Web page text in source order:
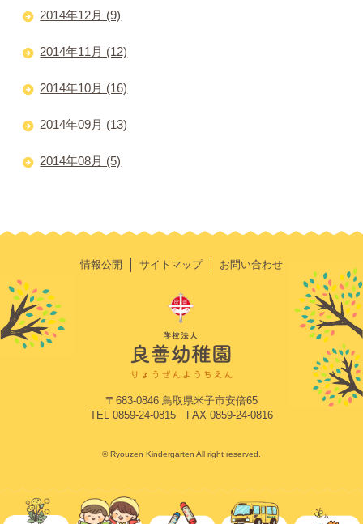
2014年12月 (9)
2014年11月 (12)
2014年10月 (16)
2014年09月 (13)
2014年08月 (5)
情報公開 サイトマップ お問い合わせ
〒683-0846 鳥取県米子市安倍65
TEL 0859-24-0815 FAX 0859-24-0816
© Ryouzen Kindergarten All right reserved.